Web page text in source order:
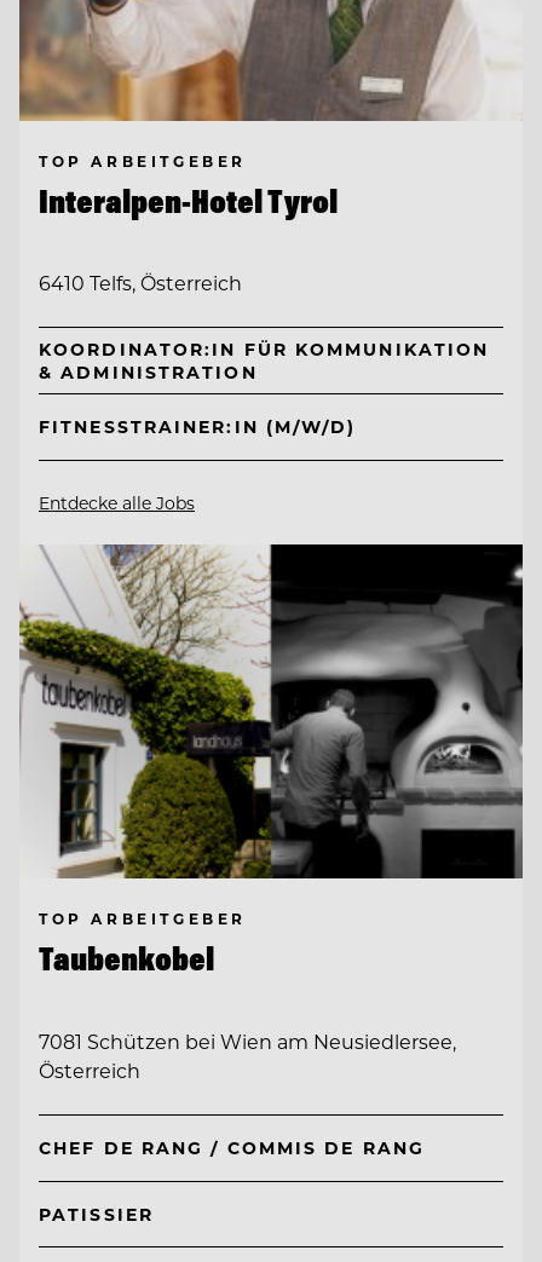
TOP ARBEITGEBER
Interalpen-Hotel Tyrol
6410 Telfs, Österreich
KOORDINATOR:IN FÜR KOMMUNIKATION
& ADMINISTRATION
FITNESSTRAINER:IN (M/W/D)
Entdecke alle Jobs
TOP ARBEITGEBER
Taubenkobel
7081 Schützen bei Wien am Neusiedlersee,
Österreich
CHEF DE RANG / COMMIS DE RANG
PATISSIER